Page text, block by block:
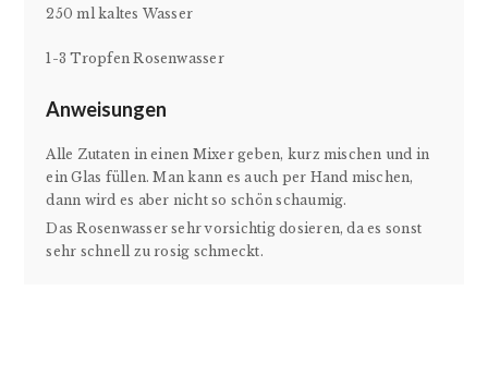
250 ml kaltes Wasser
1-3 Tropfen Rosenwasser
Anweisungen
Alle Zutaten in einen Mixer geben, kurz mischen und in
ein Glas füllen. Man kann es auch per Hand mischen,
dann wird es aber nicht so schön schaumig.
Das Rosenwasser sehr vorsichtig dosieren, da es sonst
sehr schnell zu rosig schmeckt.